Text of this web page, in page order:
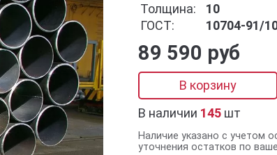
Толщина:
10
ГОСТ:
10704-91/
89 590 руб
В корзину
В наличии 145 шт
Наличие указано с учетом
уточнения остатков по